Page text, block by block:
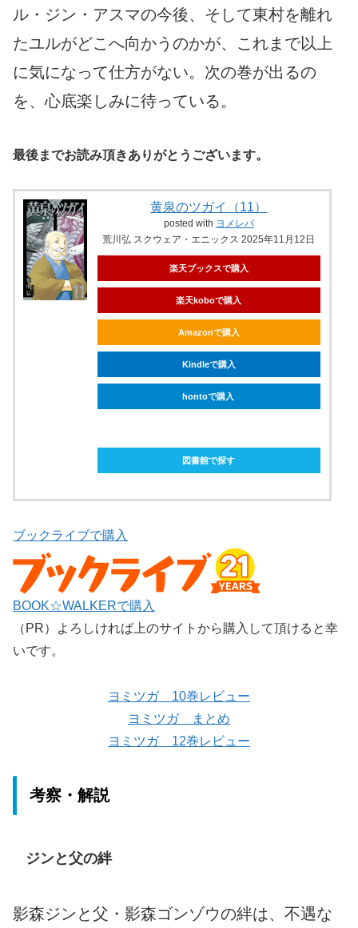
ル・ジン・アスマの今後、そして東村を離れ
たユルがどこへ向かうのかが、これまで以上
に気になって仕方がない。次の巻が出るの
を、心底楽しみに待っている。
最後までお読み頂きありがとうございます。
黄泉のツガイ（11）
posted with ヨメレバ
荒川弘 スクウェア・エニックス 2025年11月12日
楽天ブックスで購入
楽天koboで購入
Amazonで購入
Kindleで購入
hontoで購入
図書館で探す
ブックライブで購入
BOOK☆WALKERで購入
（PR）よろしければ上のサイトから購入して頂けると幸
いです。
ヨミツガ 10巻レビュー
ヨミツガ まとめ
ヨミツガ 12巻レビュー
考察・解説
ジンと父の絆
影森ジンと父・影森ゴンゾウの絆は、不遇な